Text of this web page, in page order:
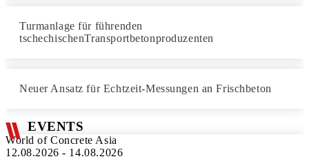
Turmanlage für führenden
tschechischenTransportbetonproduzenten
Neuer Ansatz für Echtzeit-Messungen an Frischbeton
EVENTS
World of Concrete Asia
12.08.2026 - 14.08.2026